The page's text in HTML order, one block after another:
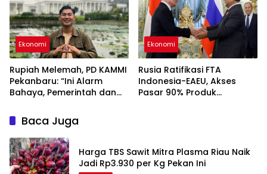
Ekonomi
Rupiah Melemah, PD KAMMI
Pekanbaru: “Ini Alarm
Bahaya, Pemerintah dan
Tutup Mata!”
Ekonomi
Rusia Ratifikasi FTA
Indonesia-EAEU, Akses
Pasar 90% Produk
Baca Juga
Harga TBS Sawit Mitra Plasma Riau Naik
Jadi Rp3.930 per Kg Pekan Ini